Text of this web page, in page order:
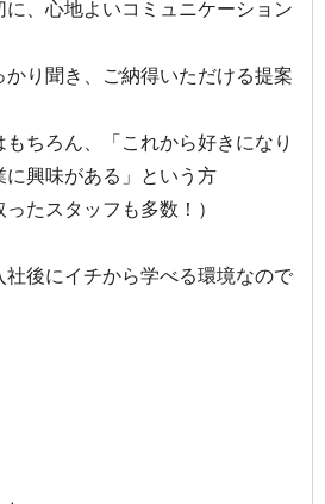
に、心地よいコミュニケーション
かり聞き、ご納得いただける提案
もちろん、「これから好きになり
に興味がある」という方
たスタッフも多数！）
後にイチから学べる環境なので